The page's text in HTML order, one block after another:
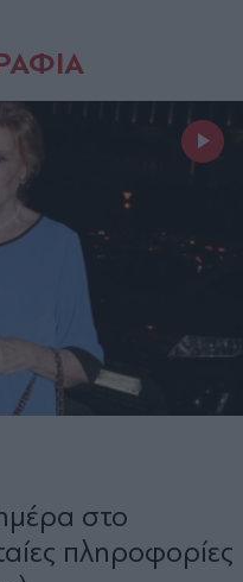
στο
πληροφορίες